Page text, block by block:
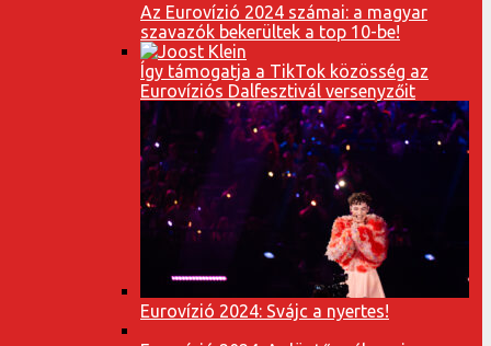
Az Eurovízió 2024 számai: a magyar
szavazók bekerültek a top 10-be!
Így támogatja a TikTok közösség az
Eurovíziós Dalfesztivál versenyzőit
Eurovízió 2024: Svájc a nyertes!